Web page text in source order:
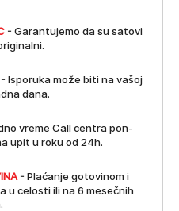
- Garantujemo da su satovi
- Isporuka može biti na vašoj
dana.
vreme Call centra pon-
upit u roku od 24h.
- Plaćanje gotovinom i
u celosti ili na 6 mesečnih